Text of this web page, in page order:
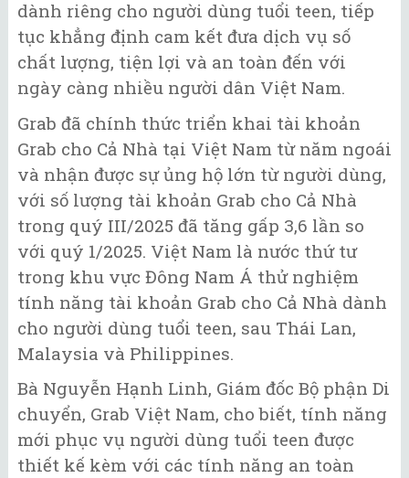
dành riêng cho người dùng tuổi teen, tiếp
tục khẳng định cam kết đưa dịch vụ số
chất lượng, tiện lợi và an toàn đến với
ngày càng nhiều người dân Việt Nam.
Grab đã chính thức triển khai tài khoản
Grab cho Cả Nhà tại Việt Nam từ năm ngoái
và nhận được sự ủng hộ lớn từ người dùng,
với số lượng tài khoản Grab cho Cả Nhà
trong quý III/2025 đã tăng gấp 3,6 lần so
với quý 1/2025. Việt Nam là nước thứ tư
trong khu vực Đông Nam Á thử nghiệm
tính năng tài khoản Grab cho Cả Nhà dành
cho người dùng tuổi teen, sau Thái Lan,
Malaysia và Philippines.
Bà Nguyễn Hạnh Linh, Giám đốc Bộ phận Di
chuyển, Grab Việt Nam, cho biết, tính năng
mới phục vụ người dùng tuổi teen được
thiết kế kèm với các tính năng an toàn